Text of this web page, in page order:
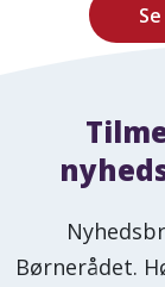
Børnerådet.